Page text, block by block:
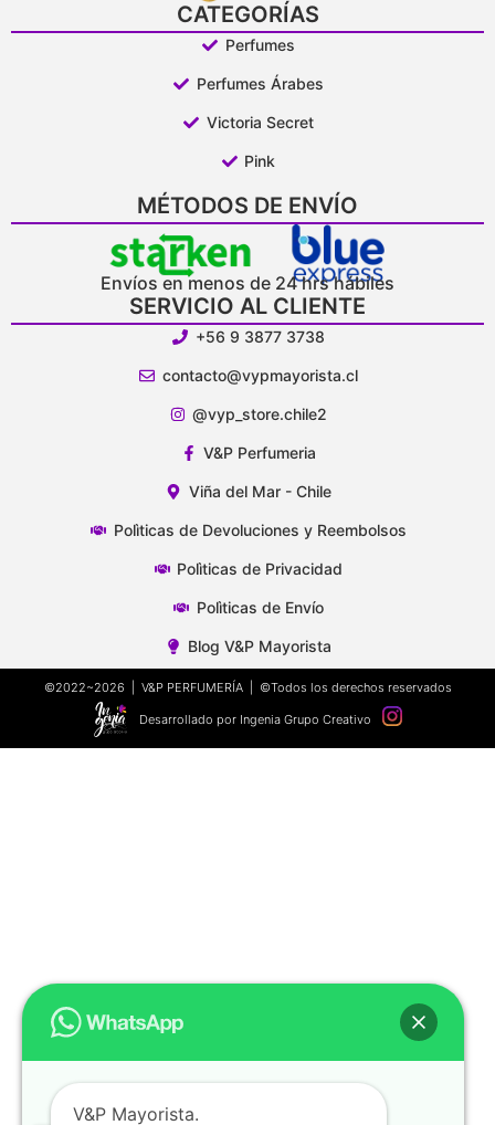
CATEGORÍAS
Perfumes
Perfumes Árabes
Victoria Secret
Pink
MÉTODOS DE ENVÍO
Envíos en menos de 24 hrs hábiles
SERVICIO AL CLIENTE
+56 9 3877 3738
contacto@vypmayorista.cl
@vyp_store.chile2
V&P Perfumeria
Viña del Mar - Chile
Polìticas de Devoluciones y Reembolsos
Polìticas de Privacidad
Polìticas de Envío
Blog V&P Mayorista
©2022~2026 | V&P PERFUMERÍA | ©Todos los derechos reservados
Desarrollado por Ingenia Grupo Creativo
V&P Mayorista.